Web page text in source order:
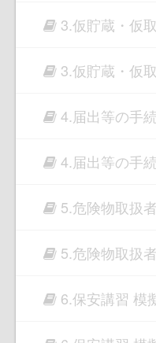
3.仮貯蔵・仮
3.仮貯蔵・仮
4.届出等の手
4.届出等の手
5.危険物取扱
5.危険物取扱
6.保安講習 模